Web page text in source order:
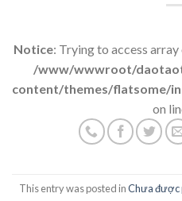
Notice: Trying to access
/www/wwwroot/
content/themes/flatsome/
on
This entry was posted inChưa được